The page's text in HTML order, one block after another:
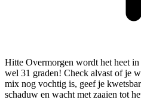
Hitte Overmorgen wordt het heet
wel 31 graden! Check alvast of je
mix nog vochtig is, geef je
schaduw en wacht met zaaien tot